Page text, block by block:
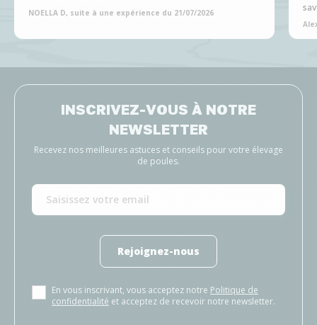
NOELLA D, suite à une expérience du 21/07/2026
INSCRIVEZ-VOUS À NOTRE
NEWSLETTER
Recevez nos meilleures astuces et conseils pour votre élevage
de poules.
Rejoignez-nous
En vous inscrivant, vous acceptez notre Politique de
confidentialité et acceptez de recevoir notre newsletter.